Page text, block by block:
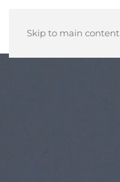
Skip to main content